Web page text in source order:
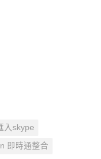
入skype
即時通整合